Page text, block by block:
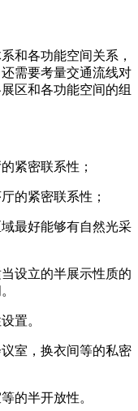
和各功能空间关系，
需要考量交通流线对
区和各功能空间的组
紧密联系性；
的紧密联系性；
最好能够有自然光采
设立的半展示性质的
置。
室，换衣间等的私密
的半开放性。